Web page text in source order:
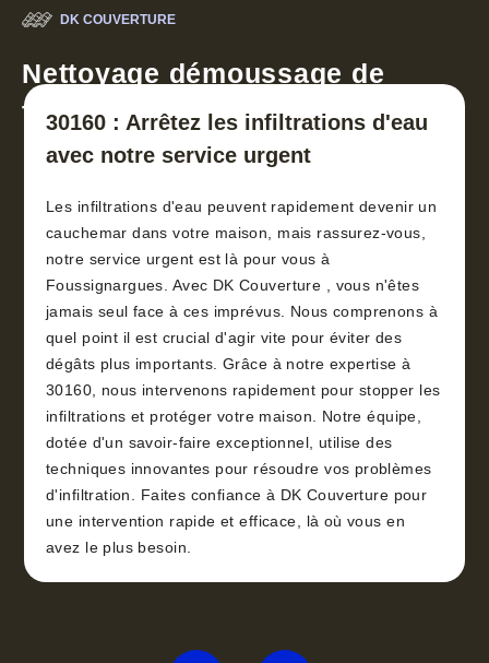
DK COUVERTURE
Nettoyage démoussage de
toiture 30
30160 : Arrêtez les infiltrations d'eau
avec notre service urgent
Les infiltrations d'eau peuvent rapidement devenir un
cauchemar dans votre maison, mais rassurez-vous,
notre service urgent est là pour vous à
Foussignargues. Avec DK Couverture , vous n'êtes
jamais seul face à ces imprévus. Nous comprenons à
quel point il est crucial d'agir vite pour éviter des
dégâts plus importants. Grâce à notre expertise à
30160, nous intervenons rapidement pour stopper les
infiltrations et protéger votre maison. Notre équipe,
dotée d'un savoir-faire exceptionnel, utilise des
techniques innovantes pour résoudre vos problèmes
d'infiltration. Faites confiance à DK Couverture pour
une intervention rapide et efficace, là où vous en
avez le plus besoin.